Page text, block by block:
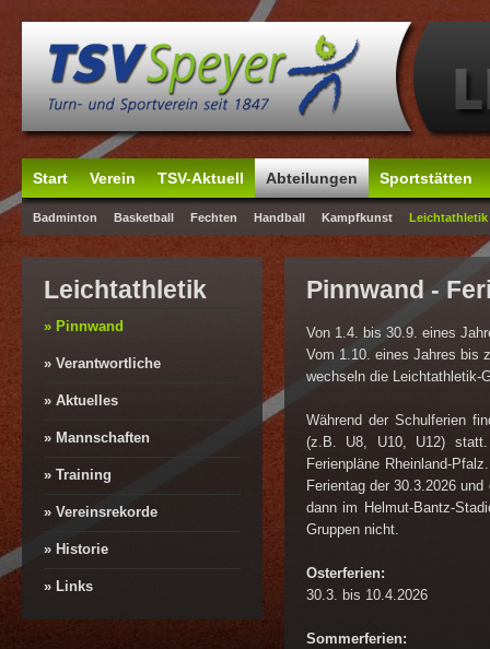
Start Verein TSV-Aktuell Abteilungen Sportstätten
Badminton Basketball Fechten Handball Kampfkunst Leichtathletik
Leichtathletik
» Pinnwand
» Verantwortliche
» Aktuelles
» Mannschaften
» Training
» Vereinsrekorde
» Historie
» Links
Pinnwand -
Von 1.4. bis 30.9. eines
Vom 1.10. eines Jahres bis
wechseln die Leichtathletik-
Während der Schulferien
(z.B. U8, U10, U12) statt.
Ferienpläne Rheinland-
Ferientag der 30.3.2026
dann im Helmut-Bantz-
Gruppen nicht.
Osterferien:
30.3. bis 10.4.2026
Sommerferien: